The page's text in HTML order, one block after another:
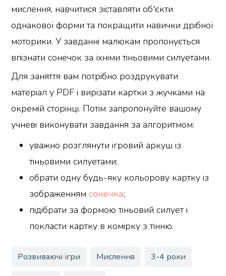
мислення, навчитися зіставляти об'єкти
однакової форми та покращити навички дрібної
моторики. У завданні малюкам пропонується
впізнати сонечок за їхніми тіньовими силуетами.
Для заняття вам потрібно роздрукувати
матеріал у PDF і вирізати картки з жучками на
окремій сторінці. Потім запропонуйте вашому
учневі виконувати завдання за алгоритмом:
уважно розглянути ігровий аркуш із
тіньовими силуетами;
обрати одну будь-яку кольорову картку із
зображеннямсонечка;
підібрати за формою тіньовий силует і
покласти картку в комірку з тінню.
Розвиваючі ігри Мислення 3-4 роки